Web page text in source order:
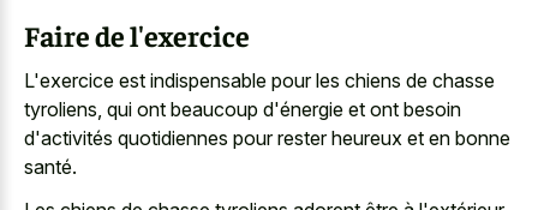
Faire de l'exercice
L'exercice est indispensable pour les chiens de chasse
tyroliens, qui ont beaucoup d'énergie et ont besoin
d'activités quotidiennes pour rester heureux et en bonne
santé.